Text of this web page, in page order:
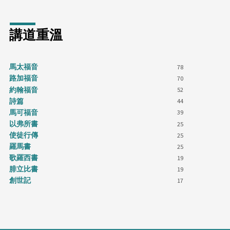
講道重溫
馬太福音 78
路加福音 70
約翰福音 52
詩篇 44
馬可福音 39
以弗所書 25
使徒行傳 25
羅馬書 25
歌羅西書 19
腓立比書 19
創世記 17